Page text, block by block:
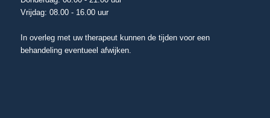
Vrijdag: 08.00 - 16.00 uur
In overleg met uw therapeut kunnen de tijden voor een
behandeling eventueel afwijken.